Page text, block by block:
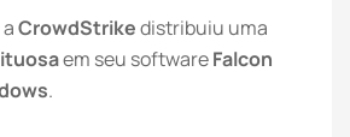
CrowdStrikedistribuiu uma
em seu softwareFalcon
.